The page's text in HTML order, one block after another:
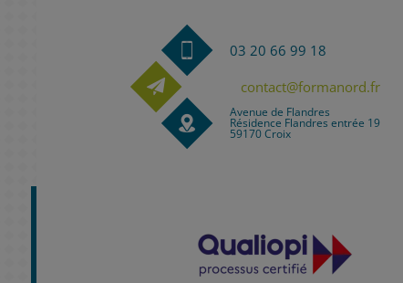
03 20 66 99 18
contact@formanord.fr
Avenue de Flandres
Résidence Flandres entrée 19
59170 Croix